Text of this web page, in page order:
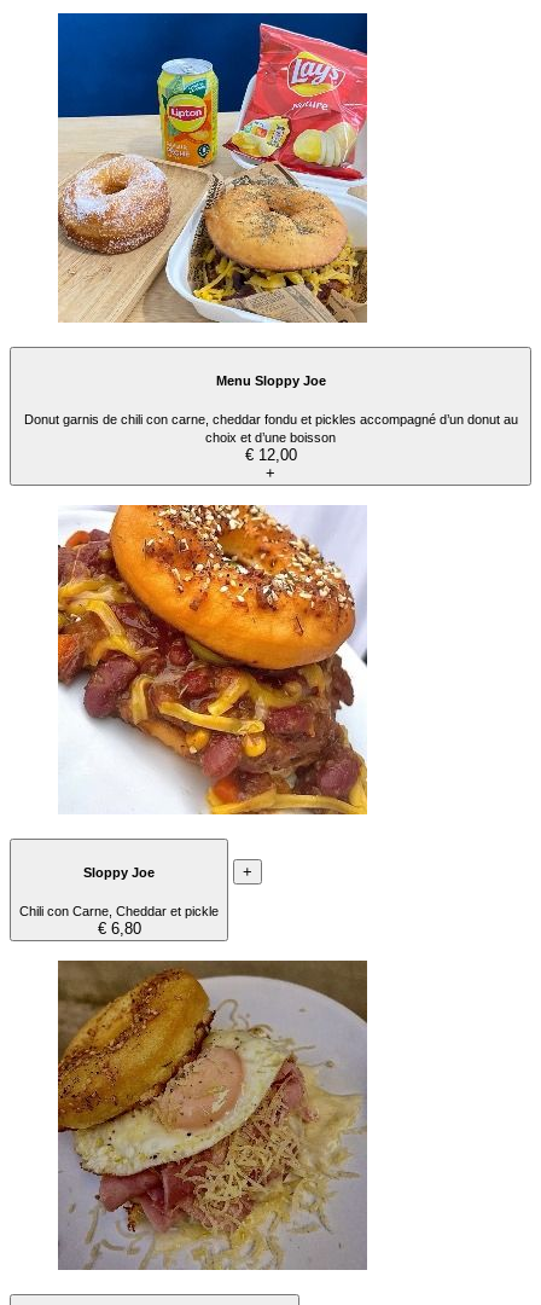
Menu Sloppy Joe
Donut garnis de chili con carne, cheddar fondu et pickles accompagné d’un donut au
choix et d’une boisson
€ 12,00
+
Sloppy Joe
Chili con Carne, Cheddar et pickle
€ 6,80
+